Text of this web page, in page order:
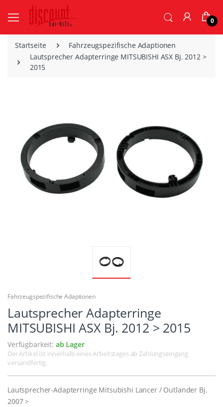
0
Startseite
Fahrzeugspezifische Adaptionen
Lautsprecher Adapterringe MITSUBISHI ASX Bj. 2012 >
2015
Fahrzeugspezifische Adaptionen
Lautsprecher Adapterringe
MITSUBISHI ASX Bj. 2012 > 2015
Verfügbarkeit: ab Lager
Der Artikel ist innerhalb eines Arbeitstages ab Zahlungseingang
versandfertig.
Lautsprecher-Adapterringe Mitsubishi Lancer / Outlander Bj.
2007 >